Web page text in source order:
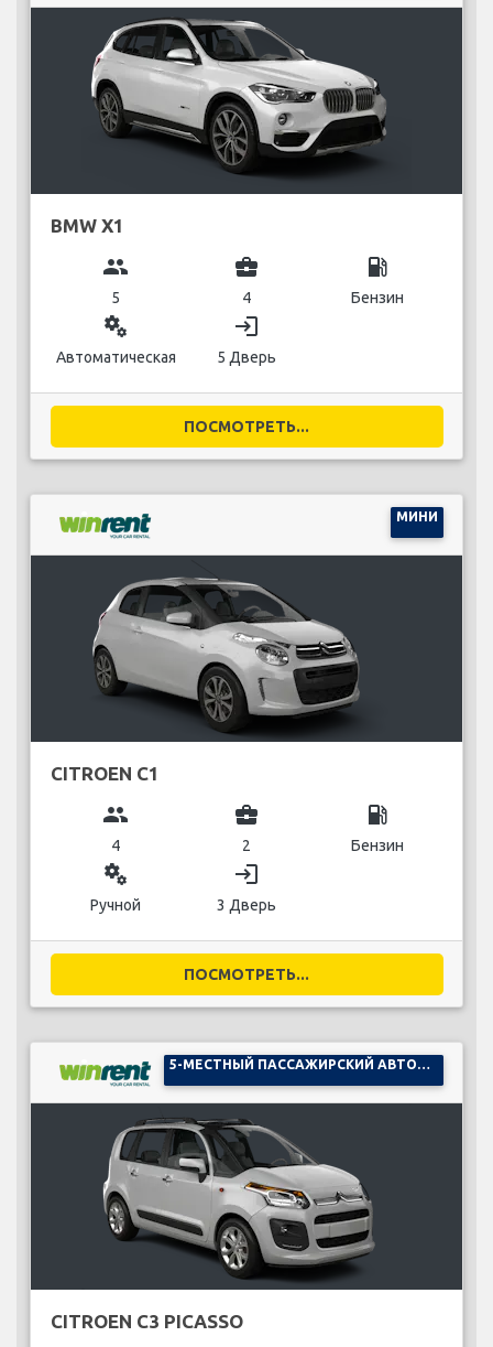
BMW X1
group
5
business_center
4
local_gas_station
Бензин
miscellaneous_services
Автоматическая
login
5 Дверь
ПОСМОТРЕТЬ...
МИНИ
CITROEN C1
group
4
business_center
2
local_gas_station
Бензин
miscellaneous_services
Ручной
login
3 Дверь
ПОСМОТРЕТЬ...
CITROEN C3 PICASSO